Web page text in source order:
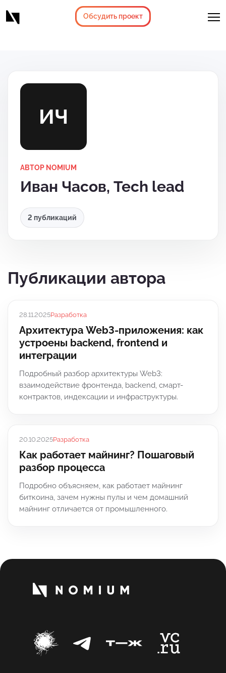
Обсудить проект
ИЧ
АВТОР NOMIUM
Иван Часов, Tech lead
2 публикаций
Публикации автора
28.11.2025Разработка
Архитектура Web3-приложения: как
устроены backend, frontend и
интеграции
Подробный разбор архитектуры Web3:
взаимодействие фронтенда, backend, смарт-
контрактов, индексации и инфраструктуры.
20.10.2025Разработка
Как работает майнинг? Пошаговый
разбор процесса
Подробно объясняем, как работает майнинг
биткоина, зачем нужны пулы и чем домашний
майнинг отличается от промышленного.